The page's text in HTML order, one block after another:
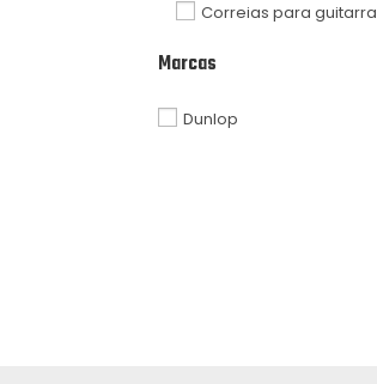
Correias para guitarra
Marcas
Dunlop